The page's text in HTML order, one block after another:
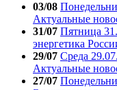
03/08
Актуальные
31/07 Пятница
энергетика
29/07 Среда
Актуальные
27/07